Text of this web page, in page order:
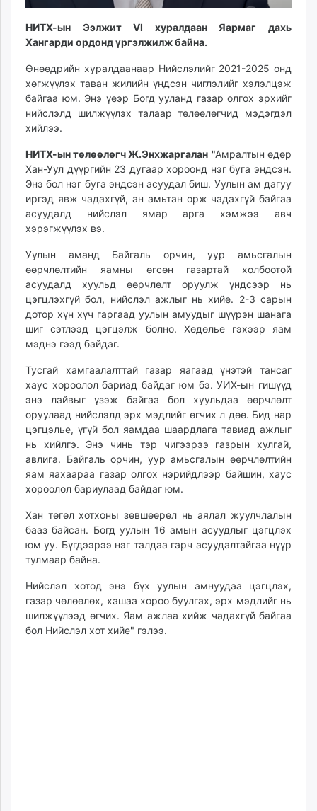
urlag.mn
unen.mn
asu.mn
shudarga.mn
shuurhai.mn
unuudur.mn
mglradio.com
fact.mn
itoim.mn
tumen.mn
shuum.mn
tvmongolia.mn
mass.mn
unegui.mn
assa.mn
toim.mn
tac.mn
paparazzi.mn
unread.today
НИТХ-ын Ээлжит VI хуралдаан Яармаг дахь
Хангарди ордонд үргэлжилж байна.
Өнөөдрийн хуралдаанаар Нийслэлийг 2021-2025 онд
хөгжүүлэх таван жилийн үндсэн чиглэлийг хэлэлцэж
байгаа юм. Энэ үеэр Богд ууланд газар олгох эрхийг
нийслэлд шилжүүлэх талаар төлөөлөгчид мэдэгдэл
хийлээ.
НИТХ-ын төлөөлөгч Ж.Энхжаргалан "Амралтын өдөр
Хан-Уул дүүргийн 23 дугаар хороонд нэг буга эндсэн.
Энэ бол нэг буга эндсэн асуудал биш. Уулын ам дагуу
иргэд явж чадахгүй, ан амьтан орж чадахгүй байгаа
асуудалд нийслэл ямар арга хэмжээ авч
хэрэгжүүлэх вэ.
Уулын аманд Байгаль орчин, уур амьсгалын
өөрчлөлтийн яамны өгсөн газартай холбоотой
асуудалд хуульд өөрчлөлт оруулж үндсээр нь
цэгцлэхгүй бол, нийслэл ажлыг нь хийе. 2-3 сарын
дотор хүн хүч гаргаад уулын амуудыг шүүрэн шанага
шиг сэтлээд цэгцэлж болно. Хөдөлье гэхээр яам
мэднэ гээд байдаг.
Тусгай хамгаалалттай газар яагаад үнэтэй тансаг
хаус хороолол бариад байдаг юм бэ. УИХ-ын гишүүд
энэ лайвыг үзэж байгаа бол хуульдаа өөрчлөлт
оруулаад нийслэлд эрх мэдлийг өгчих л дөө. Бид нар
цэгцэлье, үгүй бол яамдаа шаардлага тавиад ажлыг
нь хийлгэ. Энэ чинь тэр чигээрээ газрын хулгай,
авлига. Байгаль орчин, уур амьсгалын өөрчлөлтийн
яам яахаараа газар олгох нэрийдлээр байшин, хаус
хороолол бариулаад байдаг юм.
Хан төгөл хотхоны зөвшөөрөл нь аялал жуулчлалын
бааз байсан. Богд уулын 16 амын асуудлыг цэгцлэх
юм уу. Бүгдээрээ нэг талдаа гарч асуудалтайгаа нүүр
тулмаар байна.
Нийслэл хотод энэ бүх уулын амнуудаа цэгцлэх,
газар чөлөөлөх, хашаа хороо буулгах, эрх мэдлийг нь
шилжүүлээд өгчих. Яам ажлаа хийж чадахгүй байгаа
бол Нийслэл хот хийе" гэлээ.